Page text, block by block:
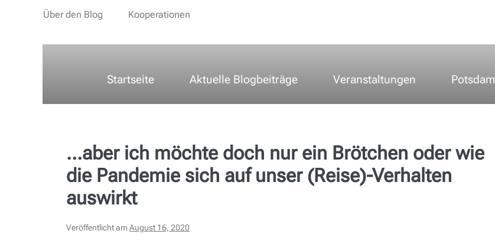
Über den Blog Kooperationen
Startseite Aktuelle Blogbeiträge Veranstaltungen Potsdam
…aber ich möchte doch nur ein Brötchen oder wie
die Pandemie sich auf unser (Reise)-Verhalten
auswirkt
Veröffentlicht am August 16, 2020